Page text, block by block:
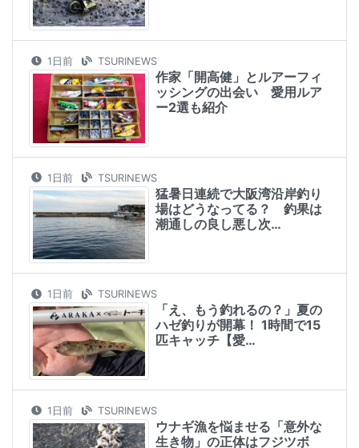
1日前 TSURINEWS
作家「開高健」とルアーフィ
ッシングの出会い 愛用ルア
ー2選も紹介
1日前 TSURINEWS
猛暑日連続で大阪湾沿岸釣り
場はどうなってる？ 釣果は
潮通しの良し悪し次…
1日前 TSURINEWS
「え、もう釣れるの？」夏の
ハゼ釣りが開幕！ 1時間で15
匹キャッチ【愛…
1日前 TSURINEWS
ウナギ漁を悩ませる「意外な
生き物」の正体はフジツボ